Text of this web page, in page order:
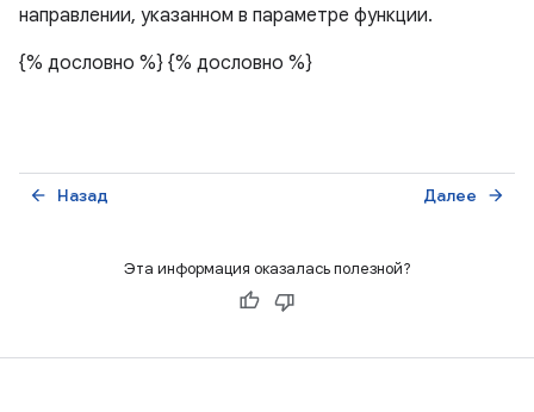
направлении, указанном в параметре функции.
{% дословно %} {% дословно %}
Назад
arrow_back Далее arrow_forward
Эта информация оказалась полезной?